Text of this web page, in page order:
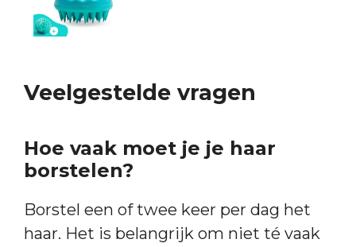
Veelgestelde vragen
Hoe vaak moet je je haar
borstelen?
Borstel een of twee keer per dag het
haar. Het is belangrijk om niet té vaak